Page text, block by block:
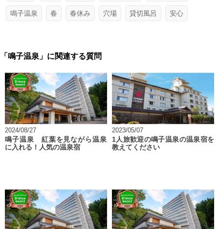
鳴子温泉 春 春休み 穴場 貸切風呂 安心
「鳴子温泉」に関連する質問
2024/08/27
鳴子温泉 紅葉を見ながら温泉
に入れる！人気の温泉宿
2023/05/07
1人旅歓迎の鳴子温泉の温泉宿を
教えてください